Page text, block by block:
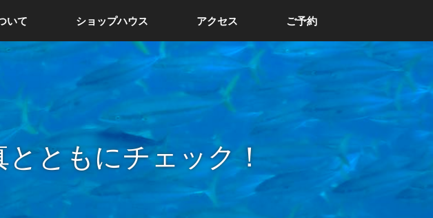
いて ショップハウス アクセス ご予約
ともにチェック！